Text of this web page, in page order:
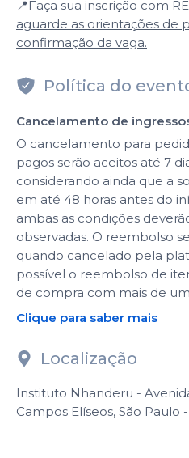
📍Faça sua inscrição com
aguarde as orientações de
confirmação da vaga.
Política do
Cancelamento de
O cancelamento para
pagos serão aceitos até 7
considerando ainda que a
em até 48 horas antes do
ambas as condições
observadas. O reembolso
quando cancelado pela
possível o reembolso de
de compra com mais de
Clique para saber mais
Localização
Instituto Nhanderu -
Campos Elíseos, São Paulo -